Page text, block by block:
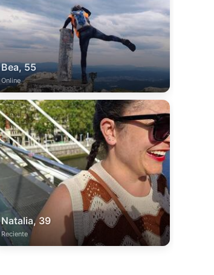
Bea, 55
Online
Natalia, 39
Reciente